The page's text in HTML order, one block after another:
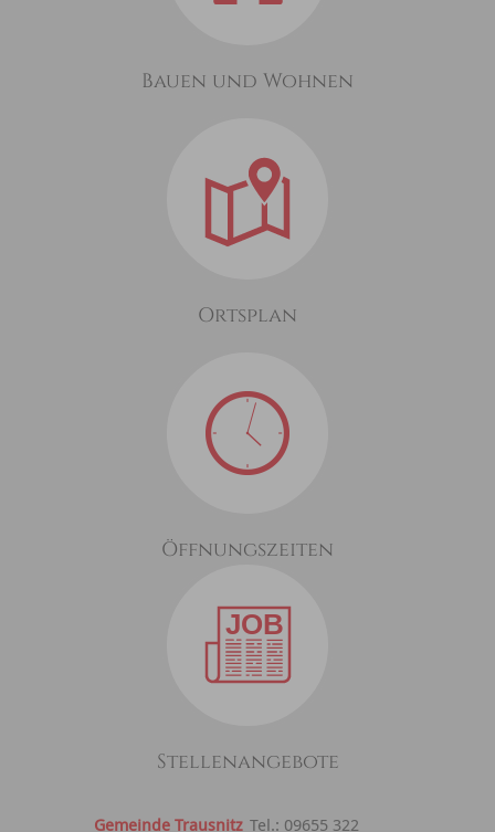
Bauen und Wohnen
Ortsplan
Öffnungszeiten
Stellenangebote
Gemeinde Trausnitz Tel.: 09655 322